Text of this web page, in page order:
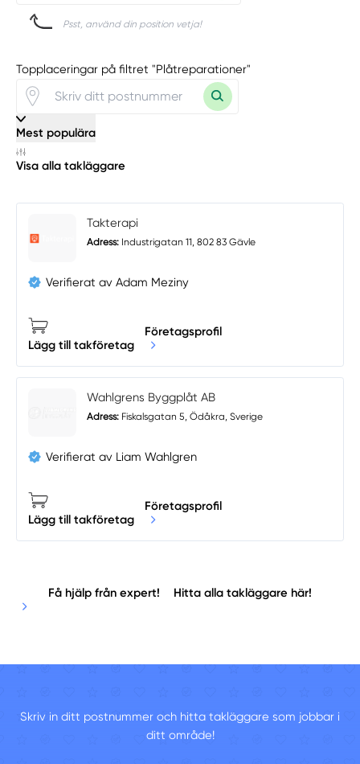
Psst, använd din position vetja!
Topplaceringar på filtret "Plåtreparationer"
Mest populära
Visa alla takläggare
Takterapi
Adress: Industrigatan 11, 802 83 Gävle
Verifierat av Adam Meziny
Lägg till takföretag
Företagsprofil
Wahlgrens Byggplåt AB
Adress: Fiskalsgatan 5, Ödåkra, Sverige
Verifierat av Liam Wahlgren
Lägg till takföretag
Företagsprofil
Få hjälp från expert! Hitta alla takläggare här!
Skriv in ditt postnummer och hitta takläggare som jobbar i
ditt område!